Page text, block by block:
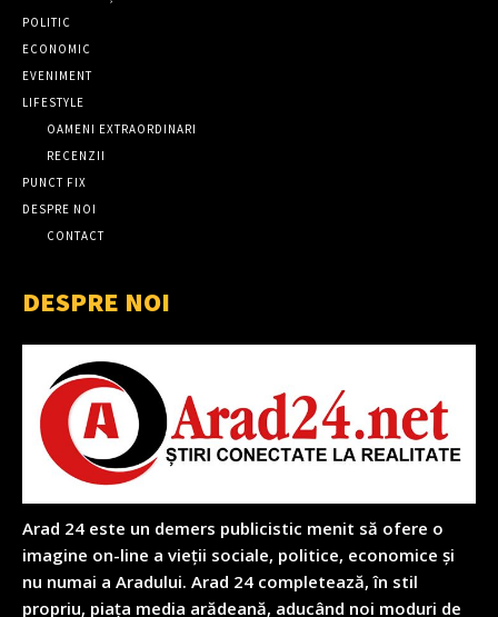
POLITIC
ECONOMIC
EVENIMENT
LIFESTYLE
OAMENI EXTRAORDINARI
RECENZII
PUNCT FIX
DESPRE NOI
CONTACT
DESPRE NOI
Arad 24 este un demers publicistic menit să ofere o
imagine on-line a vieții sociale, politice, economice și
nu numai a Aradului. Arad 24 completează, în stil
propriu, piața media arădeană, aducând noi moduri de